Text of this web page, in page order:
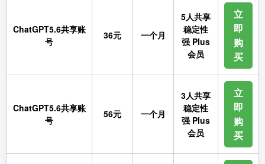
ChatGPT5.6共享账
号
36元 一个月
5人共享
稳定性
强 Plus
会员
立
即
购
买
ChatGPT5.6共享账
号
56元 一个月
3人共享
稳定性
强 Plus
会员
立
即
购
买